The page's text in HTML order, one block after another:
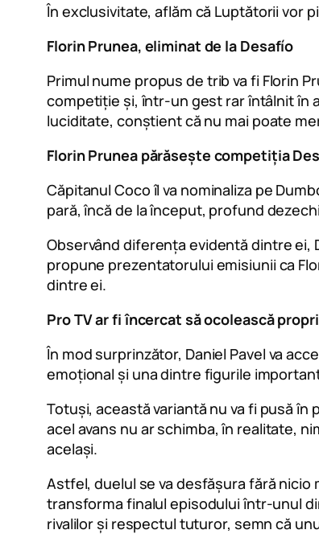
În exclusivitate, aflăm că Luptătorii vor
Florin Prunea, eliminat de la Desafío
Primul nume propus de trib va fi Florin
competiție și, într-un gest rar întâlnit în
luciditate, conștient că nu mai poate
Florin Prunea părăsește competiția
Căpitanul Coco îl va nominaliza pe
pară, încă de la început, profund
Observând diferența evidentă dintre ei,
propune prezentatorului emisiunii ca
dintre ei.
Pro TV ar fi încercat să ocolească
În mod surprinzător, Daniel Pavel va
emoțional și una dintre figurile
Totuși, această variantă nu va fi pusă în
acel avans nu ar schimba, în realitate,
același.
Astfel, duelul se va desfășura fără nicio
transforma finalul episodului într-unul
rivalilor și respectul tuturor, semn că